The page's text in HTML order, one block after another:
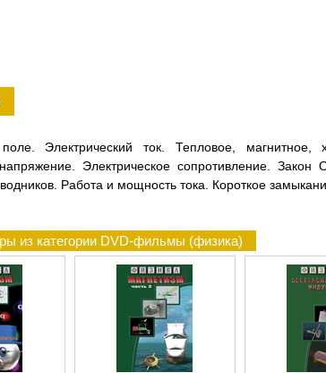
поле. Электрический ток. Тепловое, магнитное,
Электрическое сопротивление.
Работа и мощность тока. Короткое
из категории DVD-фильмы (физика)